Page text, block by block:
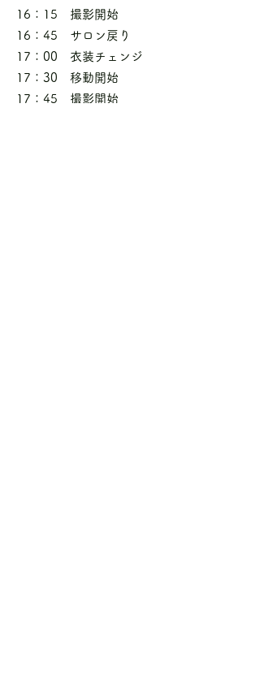
16：15 撮影開始
16：45 サロン戻り
17：00 衣装チェンジ
17：30 移動開始
17：45 撮影開始